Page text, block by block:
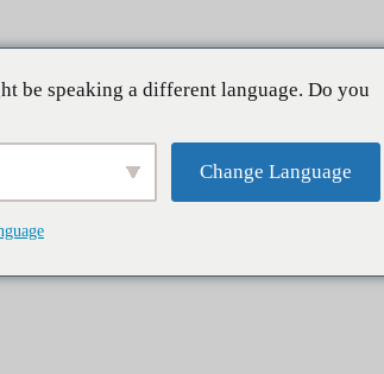
be speaking a different language. Do you
Change Language